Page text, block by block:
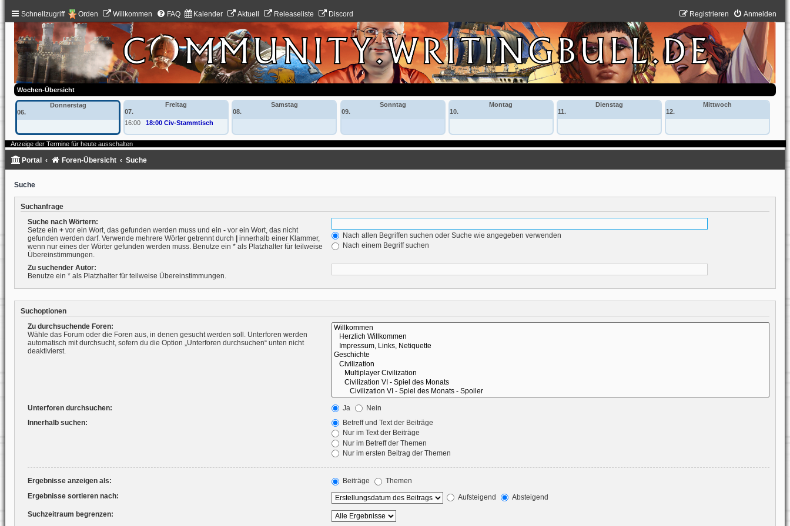
Schnellzugriff Orden Willkommen FAQ Kalender Aktuell Releaseliste Discord Anmelden
Registrieren
Wochen-Übersicht
Donnerstag
06.
Freitag
07.
16:00
18:00 Civ-Stammtisch
Samstag
08.
Sonntag
09.
Montag
10.
Dienstag
11.
Mittwoch
12.
Anzeige der Termine für heute ausschalten
Portal Foren-Übersicht Suche
Suche
Suchanfrage
Suche nach Wörtern:
Setze ein +vor ein Wort, das gefunden werden muss und ein -vor ein Wort, das nicht
gefunden werden darf. Verwende mehrere Wörter getrennt durch
innerhalb einer Klammer,
wenn nur eines der Wörter gefunden werden muss. Benutze ein * als Platzhalter für teilweise
Übereinstimmungen.
Nach allen Begriffen suchen oder Suche wie angegeben verwenden
Nach einem Begriff suchen
Zu suchender Autor:
Benutze ein * als Platzhalter für teilweise Übereinstimmungen.
Suchoptionen
Zu durchsuchende Foren:
Wähle das Forum oder die Foren aus, in denen gesucht werden soll. Unterforen werden
automatisch mit durchsucht, sofern du die Option „Unterforen durchsuchen“ unten nicht
deaktivierst.
Unterforen durchsuchen: Ja
Nein
Innerhalb suchen:
Betreff und Text der Beiträge
Nur im Text der Beiträge
Nur im Betreff der Themen
Nur im ersten Beitrag der Themen
Ergebnisse anzeigen als: Beiträge
Themen
Ergebnisse sortieren nach:
Aufsteigend Absteigend
Suchzeitraum begrenzen: